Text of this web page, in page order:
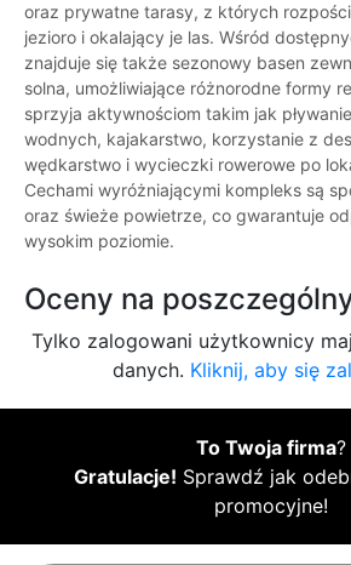
oraz prywatne tarasy, z których
jezioro i okalający je las. Wśród
znajduje się także sezonowy basen
solna, umożliwiające różnorodne formy
sprzyja aktywnościom takim jak
wodnych, kajakarstwo, korzystanie z
wędkarstwo i wycieczki rowerowe po
Cechami wyróżniającymi kompleks są
oraz świeże powietrze, co gwarantuje
wysokim poziomie.
Oceny na
Tylko zalogowani użytkownicy
danych. Kliknij, aby się
To Twoja firma?
Gratulacje! Sprawdź jak
promocyjne!